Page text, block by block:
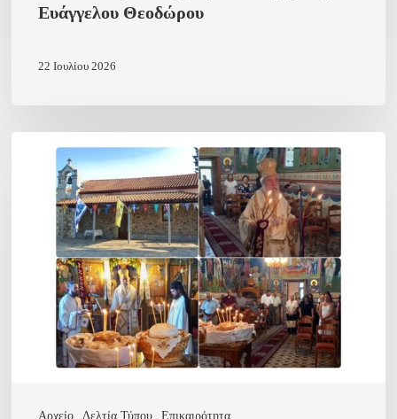
Ευάγγελου Θεοδώρου
22 Ιουλίου 2026
Αρχείο Δελτία Τύπου Επικαιρότητα
εορτασμός
Προφήτη
Λευκόχωμα